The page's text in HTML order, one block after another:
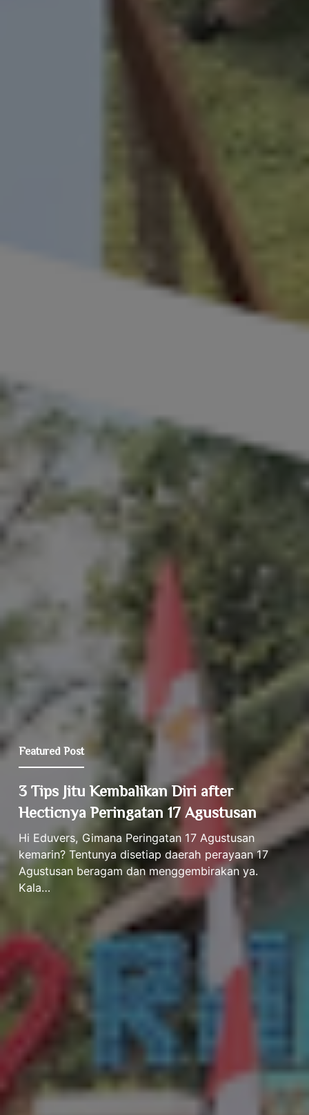
Featured Post
3 Tips Jitu Kembalikan Diri after
Hecticnya Peringatan 17 Agustusan
Hi Eduvers, Gimana Peringatan 17 Agustusan
kemarin? Tentunya disetiap daerah perayaan 17
Agustusan beragam dan menggembirakan ya.
Kala…